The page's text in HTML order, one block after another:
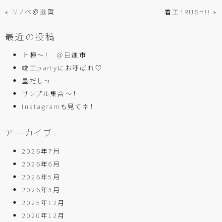
« リノベ＠滋賀 着工！RUSH!! »
最近の投稿
上棟～！ @日進市
竣工partyにお呼ばれ♡
墨だしっ
サンプル集合～！
Instagramも見てネ！
アーカイブ
2026年7月
2026年6月
2026年5月
2026年3月
2025年12月
2020年12月